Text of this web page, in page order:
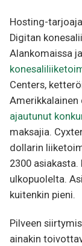
Hosting-tarjoaja
Digitan
Alankomaissa
Centers,
ajautunut
maksajia.
dollarin
2300
ulkopuolelta.
kuitenkin pieni.
Pilveen
ainakin